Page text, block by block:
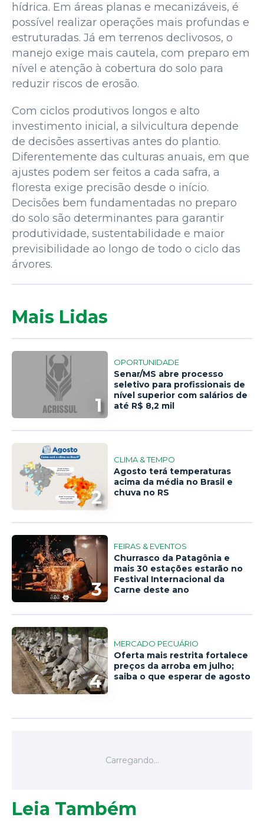
hídrica. Em áreas planas e mecanizáveis, é
possível realizar operações mais profundas e
estruturadas. Já em terrenos declivosos, o
manejo exige mais cautela, com preparo em
nível e atenção à cobertura do solo para
reduzir riscos de erosão.
Com ciclos produtivos longos e alto
investimento inicial, a silvicultura depende
de decisões assertivas antes do plantio.
Diferentemente das culturas anuais, em que
ajustes podem ser feitos a cada safra, a
floresta exige precisão desde o início.
Decisões bem fundamentadas no preparo
do solo são determinantes para garantir
produtividade, sustentabilidade e maior
previsibilidade ao longo de todo o ciclo das
árvores.
Mais Lidas
1
OPORTUNIDADE
Senar/MS abre processo
seletivo para profissionais de
nível superior com salários de
até R$ 8,2 mil
2
CLIMA & TEMPO
Agosto terá temperaturas
acima da média no Brasil e
chuva no RS
3
FEIRAS & EVENTOS
Churrasco da Patagônia e
mais 30 estações estarão no
Festival Internacional da
Carne deste ano
4
MERCADO PECUÁRIO
Oferta mais restrita fortalece
preços da arroba em julho;
saiba o que esperar de agosto
Leia Também